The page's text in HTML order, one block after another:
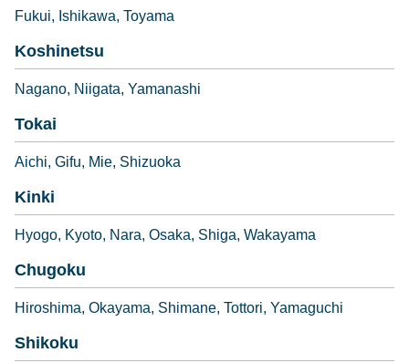
Fukui Ishikawa Toyama
Koshinetsu
Nagano Niigata Yamanashi
Tokai
Aichi Gifu Mie Shizuoka
Kinki
Hyogo Kyoto Nara Osaka Shiga Wakayama
Chugoku
Hiroshima Okayama Shimane Tottori Yamaguchi
Shikoku